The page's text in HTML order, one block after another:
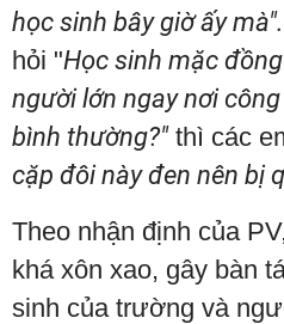
học sinh bây giờ ấy mà".
hỏi "Học sinh mặc
người lớn ngay nơi
bình thường?"thì các
cặp đôi này đen nên bị
Theo nhận định của
khá xôn xao, gây bàn
sinh của trường và